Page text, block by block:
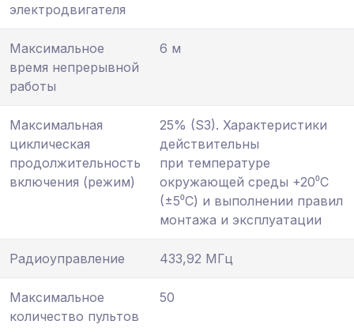
электродвигателя
Максимальное
время непрерывной
работы
6 м
Максимальная
циклическая
продолжительность
включения (режим)
25% (S3). Характеристики
действительны
при температуре
окружающей среды +20⁰С
(±5⁰С) и выполнении правил
монтажа и эксплуатации
Радиоуправление 433,92 МГц
Максимальное
количество пультов
50